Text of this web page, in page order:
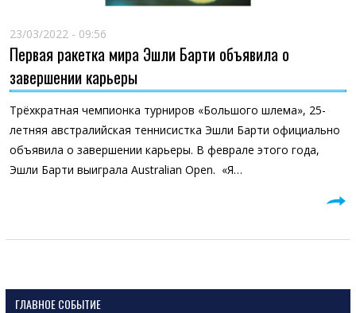
23/03/2022 - 09:56
Первая ракетка мира Эшли Барти объявила о
завершении карьеры
Трёхкратная чемпионка турниров «Большого шлема», 25-
летняя австралийская теннисистка Эшли Барти официально
объявила о завершении карьеры. В феврале этого года,
Эшли Барти выиграла Australian Open. «Я…
ГЛАВНОЕ СОБЫТИЕ